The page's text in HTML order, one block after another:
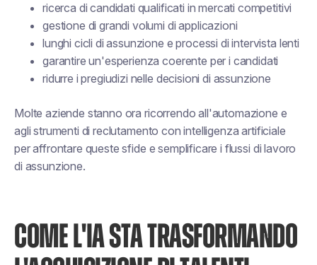
ricerca di candidati qualificati in mercati competitivi
gestione di grandi volumi di applicazioni
lunghi cicli di assunzione e processi di intervista lenti
garantire un'esperienza coerente per i candidati
ridurre i pregiudizi nelle decisioni di assunzione
Molte aziende stanno ora ricorrendo all'automazione e
agli strumenti di reclutamento con intelligenza artificiale
per affrontare queste sfide e semplificare i flussi di lavoro
di assunzione.
COME L'IA STA TRASFORMANDO